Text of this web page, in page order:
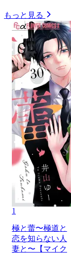
もっと見る
1
極と蕾〜極道と
恋を知らない人
妻と〜【マイク